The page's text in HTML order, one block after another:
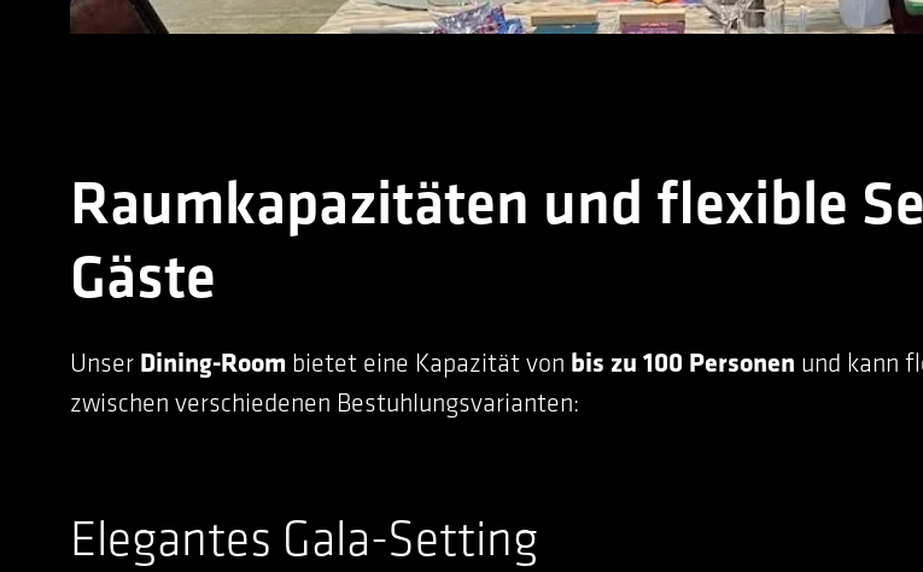
Raumkapazitäten und flexible
Gäste
Unser Dining-Room bietet eine Kapazität von bis zu 100 Personen und kann
zwischen verschiedenen Bestuhlungsvarianten:
Elegantes Gala-Setting